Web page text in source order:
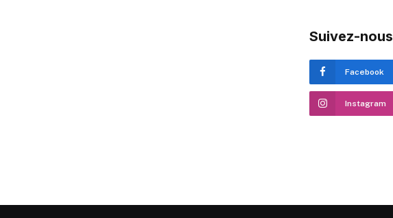
Suivez-nous
Facebook
Instagram